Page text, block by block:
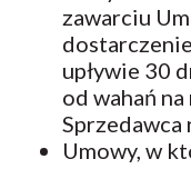
zawarciu
upływie 30
od wahań
Umowy, w